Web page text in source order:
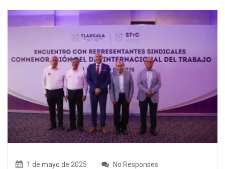
1 de mayo de 2025 No Responses